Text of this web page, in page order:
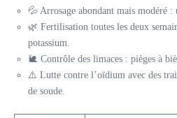
💦 Arrosage abondant mais modéré :
🌿 Fertilisation toutes les deux
potassium.
🐌 Contrôle des limaces : pièges à
⚠️ Lutte contre l’oïdium avec des
de soude.